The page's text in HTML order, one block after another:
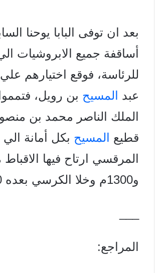
بعد ان توفى البابا يوحنا
أساقفة جميع الابروشيات
للرئاسة، فوقع اختيارهم
عبد
المسيح
الملك الناصر محمد بن
قطيع
المسيح بكل أمانة
و1300م وخلا الكرسي بعده 40 يوماً.
المراجع: